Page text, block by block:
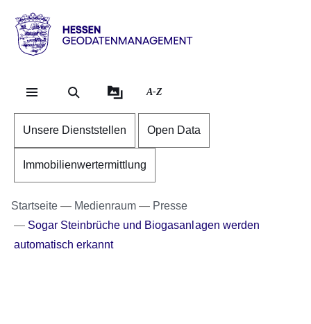
Direkt zum Kopf der
Direkt zum Inhalt
Direkt zum Fuß der
Hessen
Geodatenmanagement
A-Z
Unsere Dienststellen Open Data
Immobilienwertermittlung
Startseite Medienraum
Presse
Sogar Steinbrüche und Biogasanlagen werden
automatisch erkannt